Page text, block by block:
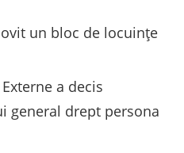
un bloc de locuințe
a decis
general drept persona